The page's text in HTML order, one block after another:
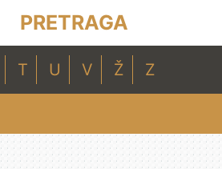
PRETRAGA
T U V Ž Z